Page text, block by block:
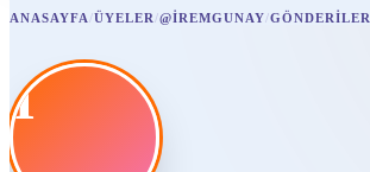
ANASAYFA/ÜYELER/@IREMGUNAY/GÖNDERILER
I